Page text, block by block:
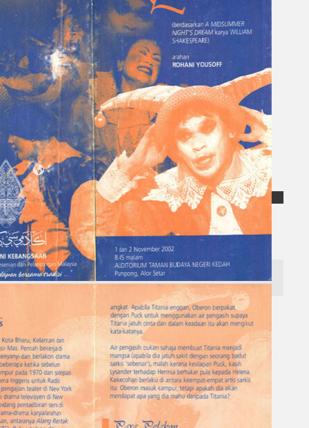
Koleksi Kami
Teater
Tarian
Artikel
Penapisan
Sejarah Lisan
Mengenai Kami
Hubungi Kami
BM
EN
Cari laman web
×